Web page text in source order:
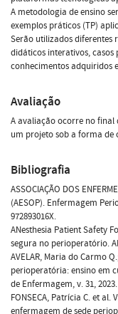
A metodologia de ensino
exemplos práticos (TP)
Serão utilizados diferentes
didáticos interativos,
conhecimentos adquiridos
Avaliação
A avaliação ocorre no final
um projeto sob a forma de
Bibliografia
ASSOCIAÇÃO DOS
(AESOP). Enfermagem
972893016X.
ANesthesia Patient Safety
segura no perioperatório.
AVELAR, Maria do Carmo
perioperatória: ensino em
de Enfermagem, v. 31,
FONSECA, Patrícia C. et
enfermagem de sede